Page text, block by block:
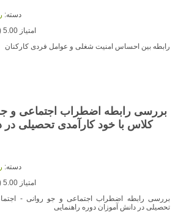
دسته:
امتیاز 5.00 (1 رای)
رابطه بین احساس امنیت شغلی و عوامل فردی کارکنان
بررسی رابطه اضطراب اجتماعی و
کلاس با خود کارآمدی تحصیلی در
دسته:
امتیاز 5.00 (1 رای)
بررسی رابطه اضطراب اجتماعی و جو روانی -
تحصیلی در دانش آموزان دوره راهنمایی